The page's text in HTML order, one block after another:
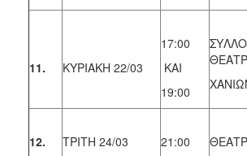
11. ΚΥΡΙΑΚΗ 22/03
17:00
KAI
19:00
12. ΤΡΙΤΗ 24/03 21:00